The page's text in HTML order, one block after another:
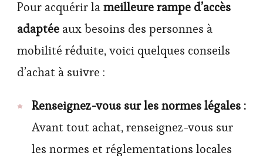
Pour acquérir lameilleure rampe d’accès
adaptée aux besoins des personnes à
mobilité réduite, voici quelques conseils
d’achat à suivre :
Renseignez-vous sur les normes légales :
Avant tout achat, renseignez-vous sur
les normes et réglementations locales